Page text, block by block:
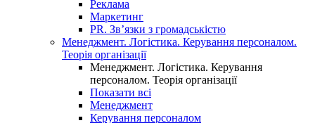
Реклама
Маркетинг
PR. Зв’язки з громадськістю
Менеджмент. Логістика. Керування персоналом.
Теорія організації
Менеджмент. Логістика. Керування
персоналом. Теорія організації
Показати всі
Менеджмент
Керування персоналом